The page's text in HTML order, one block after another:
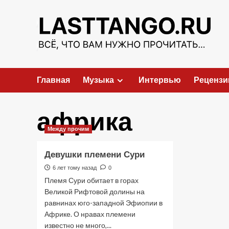
содержимому
Главная Музыка Интервью
африка
Между прочим
Девушки племени Сури
6 лет тому назад 0
Племя Сури обитает в горах
Великой Рифтовой долины на
равнинах юго-западной Эфиопии в
Африке. О нравах племени
известно не много,...